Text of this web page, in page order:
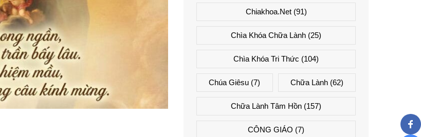
Chiakhoa.net(91)
Chìa Khóa Chữa Lành (25)
Chìa Khóa Tri Thức (104)
Chúa Giêsu (7) Chữa Lành(62)
Chữa Lành Tâm Hồn (157)
CÔNG GIÁO (7)